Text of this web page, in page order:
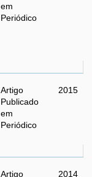
em
Periódico
Artigo
Publicado
em
Periódico
2015
Artigo
2014